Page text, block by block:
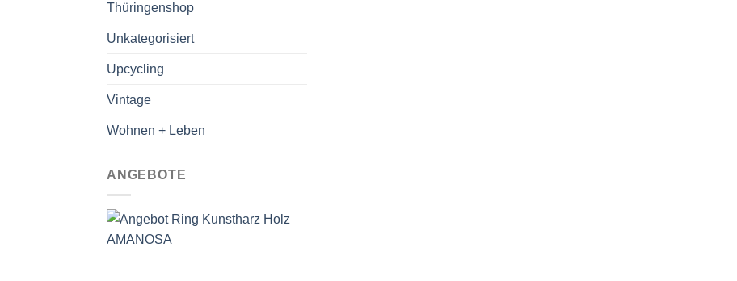
Thüringenshop
Unkategorisiert
Upcycling
Vintage
Wohnen + Leben
ANGEBOTE